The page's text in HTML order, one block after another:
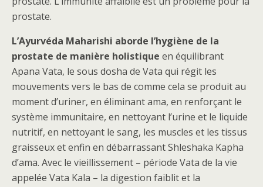
prostate.
L’Ayurvéda Maharishi aborde l’hygiène de la
prostate de manière holistique en équilibrant
Apana Vata, le sous dosha de Vata qui régit les
mouvements vers le bas de comme cela se produit au
moment d’uriner, en éliminant ama, en renforçant le
système immunitaire, en nettoyant l’urine et le liquide
nutritif, en nettoyant le sang, les muscles et les tissus
graisseux et enfin en débarrassant Shleshaka Kapha
d’ama. Avec le vieillissement – période Vata de la vie
appelée Vata Kala – la digestion faiblit et la